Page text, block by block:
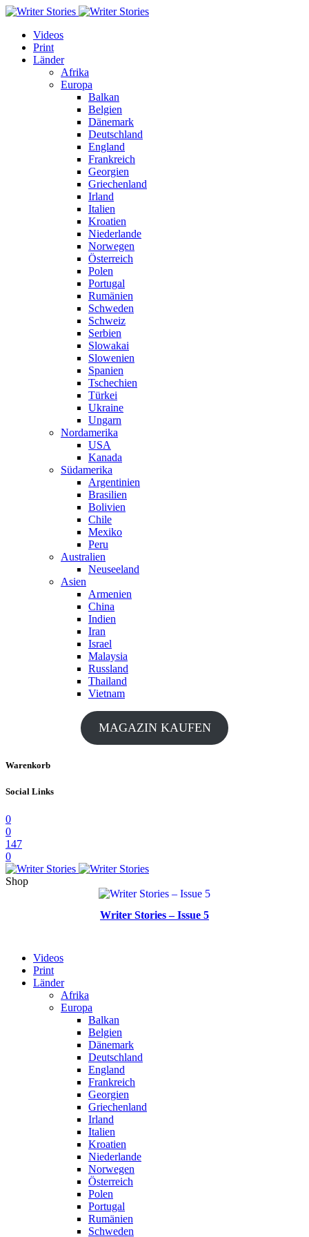
Videos
Print
Länder
Afrika
Europa
Balkan
Belgien
Dänemark
Deutschland
England
Frankreich
Georgien
Griechenland
Irland
Italien
Kroatien
Niederlande
Norwegen
Österreich
Polen
Portugal
Rumänien
Schweden
Schweiz
Serbien
Slowakai
Slowenien
Spanien
Tschechien
Türkei
Ukraine
Ungarn
Nordamerika
USA
Kanada
Südamerika
Argentinien
Brasilien
Bolivien
Chile
Mexiko
Peru
Australien
Neuseeland
Asien
Armenien
China
Indien
Iran
Israel
Malaysia
Russland
Thailand
Vietnam
MAGAZIN KAUFEN
Warenkorb
Social Links
0
0
147
0
Shop
Writer Stories – Issue 5
Videos
Print
Länder
Afrika
Europa
Balkan
Belgien
Dänemark
Deutschland
England
Frankreich
Georgien
Griechenland
Irland
Italien
Kroatien
Niederlande
Norwegen
Österreich
Polen
Portugal
Rumänien
Schweden